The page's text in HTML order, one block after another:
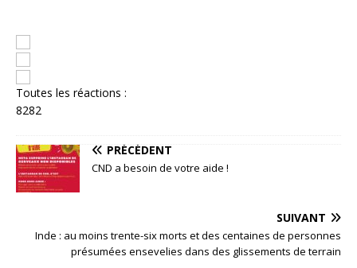
Toutes les réactions :
8282
PRÉCÉDENT
CND a besoin de votre aide !
SUIVANT
Inde : au moins trente-six morts et des centaines de personnes
présumées ensevelies dans des glissements de terrain